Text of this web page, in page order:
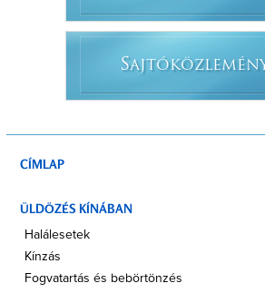
S
CÍMLAP
ÜLDÖZÉS KÍNÁBAN
Halálesetek
Kínzás
Fogvatartás és bebörtönzés